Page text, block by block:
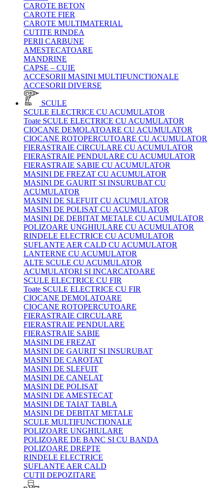
CAROTE BETON
CAROTE FIER
CAROTE MULTIMATERIAL
CUTITE RINDEA
PERII CARBUNE
AMESTECATOARE
MANDRINE
CAPSE – CUIE
ACCESORII MASINI MULTIFUNCTIONALE
ACCESORII DIVERSE
SCULE
SCULE ELECTRICE CU ACUMULATOR
Toate SCULE ELECTRICE CU ACUMULATOR
CIOCANE DEMOLATOARE CU ACUMULATOR
CIOCANE ROTOPERCUTOARE CU ACUMULATOR
FIERASTRAIE CIRCULARE CU ACUMULATOR
FIERASTRAIE PENDULARE CU ACUMULATOR
FIERASTRAIE SABIE CU ACUMULATOR
MASINI DE FREZAT CU ACUMULATOR
MASINI DE GAURIT SI INSURUBAT CU
ACUMULATOR
MASINI DE SLEFUIT CU ACUMULATOR
MASINI DE POLISAT CU ACUMULATOR
MASINI DE DEBITAT METALE CU ACUMULATOR
POLIZOARE UNGHIULARE CU ACUMULATOR
RINDELE ELECTRICE CU ACUMULATOR
SUFLANTE AER CALD CU ACUMULATOR
LANTERNE CU ACUMULATOR
ALTE SCULE CU ACUMULATOR
ACUMULATORI SI INCARCATOARE
SCULE ELECTRICE CU FIR
Toate SCULE ELECTRICE CU FIR
CIOCANE DEMOLATOARE
CIOCANE ROTOPERCUTOARE
FIERASTRAIE CIRCULARE
FIERASTRAIE PENDULARE
FIERASTRAIE SABIE
MASINI DE FREZAT
MASINI DE GAURIT SI INSURUBAT
MASINI DE CAROTAT
MASINI DE SLEFUIT
MASINI DE CANELAT
MASINI DE POLISAT
MASINI DE AMESTECAT
MASINI DE TAIAT TABLA
MASINI DE DEBITAT METALE
SCULE MULTIFUNCTIONALE
POLIZOARE UNGHIULARE
POLIZOARE DE BANC SI CU BANDA
POLIZOARE DREPTE
RINDELE ELECTRICE
SUFLANTE AER CALD
CUTII DEPOZITARE